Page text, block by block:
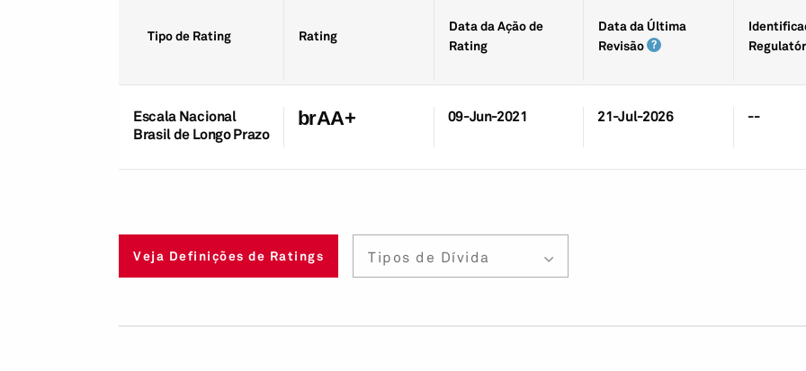
Tipo de Rating Rating
Data da Ação de
Rating
Data da Última
Revisão
Escala Nacional
Brasil de Longo Prazo
brAA+ 09-Jun-2021 21-Jul-2026 --
Veja Definições de Ratings Tipos de Dívida